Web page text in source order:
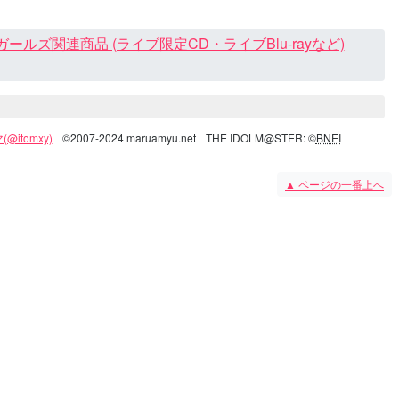
ルズ関連商品 (ライブ限定CD・ライブBlu-rayなど)
(@itomxy) ©2007-2024 maruamyu.net THE IDOLM@STER: ©BNEI
▲ ページの一番上へ